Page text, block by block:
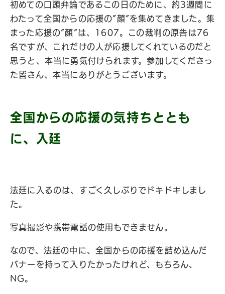
初めての口頭弁論であるこの日のために、約3週間に
わたって全国からの応援の”顔”を集めてきました。集
まった応援の”顔”は、1607。この裁判の原告は76
名ですが、これだけの人が応援してくれているのだと
思うと、本当に勇気付けられます。参加してくださっ
た皆さん、本当にありがとうございます。
全国からの応援の気持ちととも
に、入廷
法廷に入るのは、すごく久しぶりでドキドキしまし
た。
写真撮影や携帯電話の使用もできません。
なので、法廷の中に、全国からの応援を詰め込んだ
バナーを持って入りたかったけれど、もちろん、
NG。